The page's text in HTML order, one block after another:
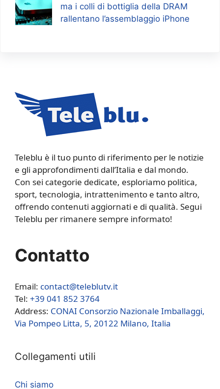
ma i colli di bottiglia della DRAM
rallentano l’assemblaggio iPhone
Teleblu è il tuo punto di riferimento per le notizie
e gli approfondimenti dall’Italia e dal mondo.
Con sei categorie dedicate, esploriamo politica,
sport, tecnologia, intrattenimento e tanto altro,
offrendo contenuti aggiornati e di qualità. Segui
Teleblu per rimanere sempre informato!
Contatto
Email: contact@teleblutv.it
Tel: +39 041 852 3764
Address: CONAI Consorzio Nazionale Imballaggi,
Via Pompeo Litta, 5, 20122 Milano, Italia
Collegamenti utili
Chi siamo